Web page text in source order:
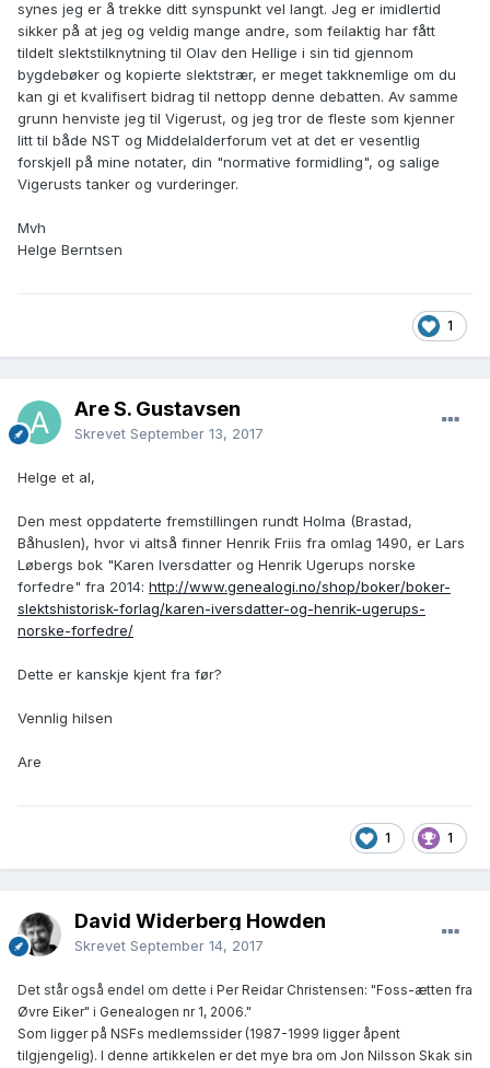
synes jeg er å trekke ditt synspunkt vel langt. Jeg er imidlertid
sikker på at jeg og veldig mange andre, som feilaktig har fått
tildelt slektstilknytning til Olav den Hellige i sin tid gjennom
bygdebøker og kopierte slektstrær, er meget takknemlige om du
kan gi et kvalifisert bidrag til nettopp denne debatten. Av samme
grunn henviste jeg til Vigerust, og jeg tror de fleste som kjenner
litt til både NST og Middelalderforum vet at det er vesentlig
forskjell på mine notater, din "normative formidling", og salige
Vigerusts tanker og vurderinger.
Mvh
Helge Berntsen
1
Are S. Gustavsen
Skrevet September 13, 2017
Helge et al,
Den mest oppdaterte fremstillingen rundt Holma (Brastad,
Båhuslen), hvor vi altså finner Henrik Friis fra omlag 1490, er Lars
Løbergs bok "Karen Iversdatter og Henrik Ugerups norske
forfedre" fra 2014: http://www.genealogi.no/shop/boker/boker-
slektshistorisk-forlag/karen-iversdatter-og-henrik-ugerups-
norske-forfedre/
Dette er kanskje kjent fra før?
Vennlig hilsen
Are
1 1
David Widerberg Howden
Skrevet September 14, 2017
Det står også endel om dette i Per Reidar Christensen: "Foss-ætten fra
Øvre Eiker" i Genealogen nr 1, 2006."
Som ligger på NSFs medlemssider (1987-1999 ligger åpent
tilgjengelig). I denne artikkelen er det mye bra om Jon Nilsson Skak sin